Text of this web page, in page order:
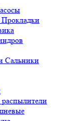
Сальники